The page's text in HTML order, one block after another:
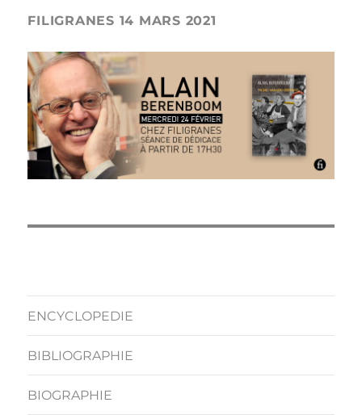
FILIGRANES 14 MARS 2021
ENCYCLOPEDIE
BIBLIOGRAPHIE
BIOGRAPHIE